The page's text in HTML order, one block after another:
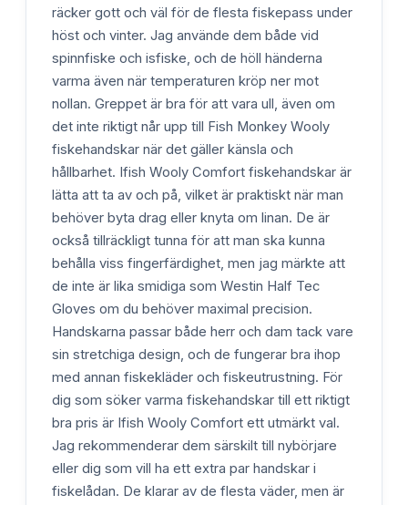
räcker gott och väl för de flesta fiskepass under
höst och vinter. Jag använde dem både vid
spinnfiske och isfiske, och de höll händerna
varma även när temperaturen kröp ner mot
nollan. Greppet är bra för att vara ull, även om
det inte riktigt når upp till Fish Monkey Wooly
fiskehandskar när det gäller känsla och
hållbarhet. Ifish Wooly Comfort fiskehandskar är
lätta att ta av och på, vilket är praktiskt när man
behöver byta drag eller knyta om linan. De är
också tillräckligt tunna för att man ska kunna
behålla viss fingerfärdighet, men jag märkte att
de inte är lika smidiga som Westin Half Tec
Gloves om du behöver maximal precision.
Handskarna passar både herr och dam tack vare
sin stretchiga design, och de fungerar bra ihop
med annan fiskekläder och fiskeutrustning. För
dig som söker varma fiskehandskar till ett riktigt
bra pris är Ifish Wooly Comfort ett utmärkt val.
Jag rekommenderar dem särskilt till nybörjare
eller dig som vill ha ett extra par handskar i
fiskelådan. De klarar av de flesta väder, men är